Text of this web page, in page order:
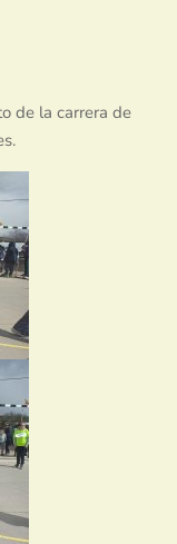
de la carrera de